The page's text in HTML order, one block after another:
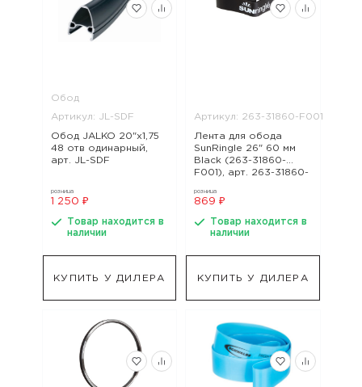
Обод
Артикул: JL-SDF
Обод JALKO 20"х1,75
48 отв одинарный,
арт. JL-SDF
розница
1 250 ₽
Товар находится в
наличии
КУПИТЬ У ДИЛЕРА
Артикул: 263-31860-F001
Лента для обода
SunRingle 26" 60 мм
Black (263-31860-
F001), арт. 263-31860-
розница
869 ₽
Товар находится в
наличии
КУПИТЬ У ДИЛЕРА